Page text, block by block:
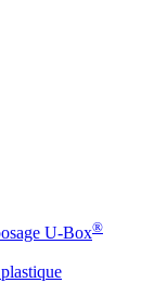
U-Box®